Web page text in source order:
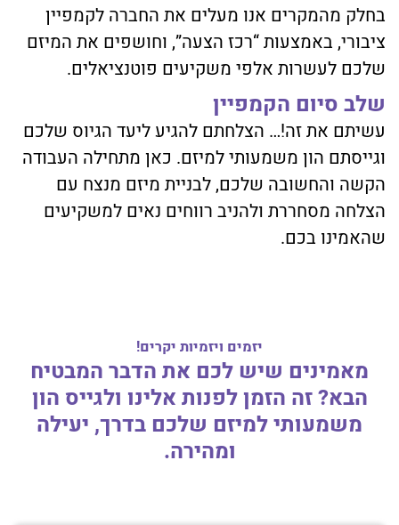
בחלק מהמקרים אנו מעלים את החברה לקמפיין
ציבורי, באמצעות “רכז הצעה”, וחושפים את המיזם
שלכם לעשרות אלפי משקיעים פוטנציאלים.
שלב סיום הקמפיין
עשיתם את זה!… הצלחתם להגיע ליעד הגיוס שלכם
וגייסתם הון משמעותי למיזם. כאן מתחילה העבודה
הקשה והחשובה שלכם, לבניית מיזם מנצח עם
הצלחה מסחררת ולהניב רווחים נאים למשקיעים
שהאמינו בכם.
יזמים ויזמיות יקרים!
מאמינים שיש לכם את הדבר המבטיח
הבא? זה הזמן לפנות אלינו ולגייס הון
משמעותי למיזם שלכם בדרך, יעילה
ומהירה.